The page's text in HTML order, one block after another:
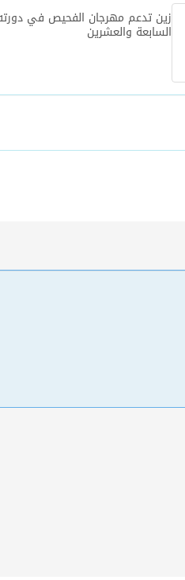
زين تدعم مهرجان الفحيص في
السابعة والعشرين